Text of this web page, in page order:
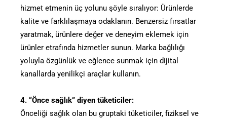
hizmet etmenin üç yolunu şöyle sıralıyor: Ürünlerde
kalite ve farklılaşmaya odaklanın. Benzersiz fırsatlar
yaratmak, ürünlere değer ve deneyim eklemek için
ürünler etrafında hizmetler sunun. Marka bağlılığı
yoluyla özgünlük ve eğlence sunmak için dijital
kanallarda yenilikçi araçlar kullanın.
4. “Önce sağlık” diyen tüketiciler:
Önceliği sağlık olan bu gruptaki tüketiciler, fiziksel ve